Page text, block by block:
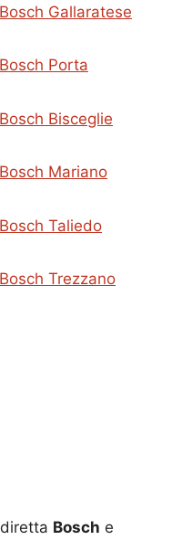
Gallaratese
Porta
Bisceglie
Mariano
Taliedo
Trezzano
Bosch e